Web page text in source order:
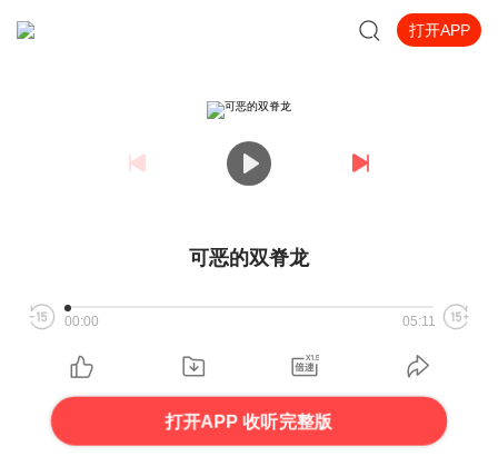
打开APP
可恶的双脊龙
00:00 05:11
打开APP 收听完整版